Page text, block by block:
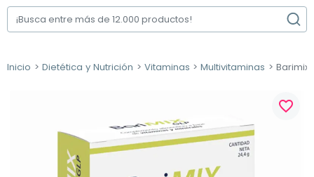
Inicio Dietética y Nutrición Vitaminas Multivitaminas Barimix
favorite_border